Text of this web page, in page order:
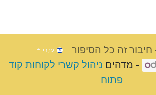
זה כל הסיפור עִבְרִי
- מדהים ניהול קשרי לקוחות קוד
פתוח